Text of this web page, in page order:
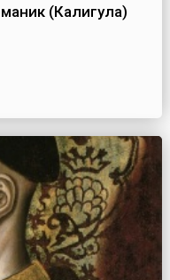
(Калигула)